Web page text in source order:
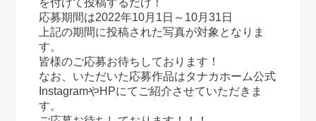
を付けて投稿するだけ！
応募期間は2022年10月1日～10月31日
上記の期間に投稿された写真が対象となりま
す。
皆様のご応募お待ちしております！
なお、いただいた応募作品はタナカホーム公式
InstagramやHPにてご紹介させていただきま
す。